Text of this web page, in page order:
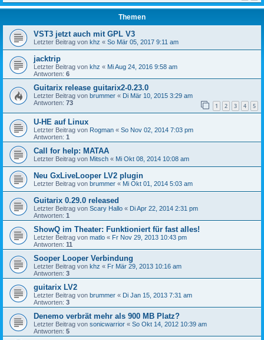
Themen
VST3 jetzt auch mit GPL V3
Letzter Beitrag von khz « So Mär 05, 2017 9:11 am
jacktrip
Letzter Beitrag von khz « Mi Aug 24, 2016 9:58 am
Antworten: 6
Guitarix release guitarix2-0.23.0
Letzter Beitrag von brummer « Di Mär 10, 2015 3:29 am
Antworten: 73 1 2 3 4 5
U-HE auf Linux
Letzter Beitrag von Rogman « So Nov 02, 2014 7:03 pm
Antworten: 1
Call for help: MATAA
Letzter Beitrag von Mitsch « Mi Okt 08, 2014 10:08 am
Neu GxLiveLooper LV2 plugin
Letzter Beitrag von brummer « Mi Okt 01, 2014 5:03 am
Guitarix 0.29.0 released
Letzter Beitrag von Scary Hallo « Di Apr 22, 2014 2:31 pm
Antworten: 1
ShowQ im Theater: Funktioniert für fast alles!
Letzter Beitrag von matlo « Fr Nov 29, 2013 10:43 pm
Antworten: 11
Sooper Looper Verbindung
Letzter Beitrag von khz « Fr Mär 29, 2013 10:16 am
Antworten: 3
guitarix LV2
Letzter Beitrag von brummer « Di Jan 15, 2013 7:31 am
Antworten: 3
Denemo verbrät mehr als 900 MB Platz?
Letzter Beitrag von sonicwarrior « So Okt 14, 2012 10:39 am
Antworten: 5